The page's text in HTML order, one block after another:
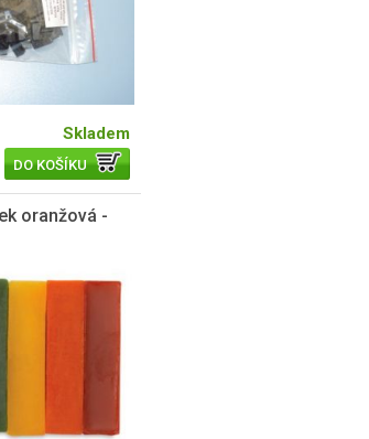
Skladem
DO KOŠÍKU
oranžová -